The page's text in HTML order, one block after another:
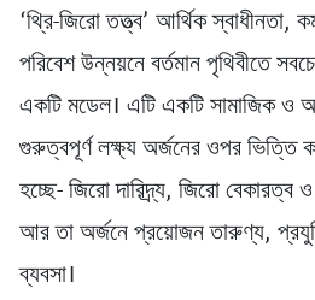
‘থ্রি-জিরো তত্ত্ব’ আর্থিক স্বাধীনতা,
পরিবেশ উন্নয়নে বর্তমান পৃথিবীতে
একটি মডেল। এটি একটি সামাজিক ও
গুরুত্বপূর্ণ লক্ষ্য অর্জনের ওপর ভিত্তি
হচ্ছে- জিরো দারিদ্র্য, জিরো বেকারত্ব
আর তা অর্জনে প্রয়োজন তারুণ্য,
ব্যবসা।